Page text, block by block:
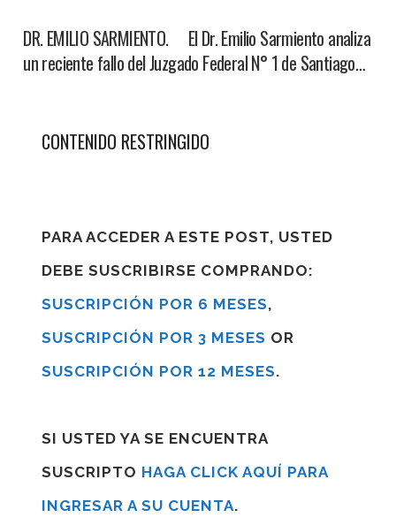
DR. EMILIO SARMIENTO. El Dr. Emilio Sarmiento analiza
un reciente fallo del Juzgado Federal N° 1 de Santiago…
CONTENIDO RESTRINGIDO
PARA ACCEDER A ESTE POST, USTED
DEBE SUSCRIBIRSE COMPRANDO:
SUSCRIPCIÓN POR 6 MESES,
SUSCRIPCIÓN POR 3 MESES OR
SUSCRIPCIÓN POR 12 MESES.
SI USTED YA SE ENCUENTRA
SUSCRIPTO HAGA CLICK AQUÍ PARA
INGRESAR A SU CUENTA.